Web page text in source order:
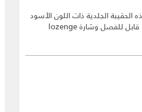
الحقيبة الجلدية ذات اللون الأسود
الفاخر تتميز بحامل شريط سباق قابل للفصل وشارة lozenge